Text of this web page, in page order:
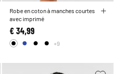
Robe en coton à manches courtes
avec imprimé
€ 34,99
+9